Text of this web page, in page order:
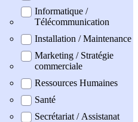
Informatique /
Télécommunication
Installation / Maintenance
Marketing / Stratégie
commerciale
Ressources Humaines
Santé
Secrétariat / Assistanat